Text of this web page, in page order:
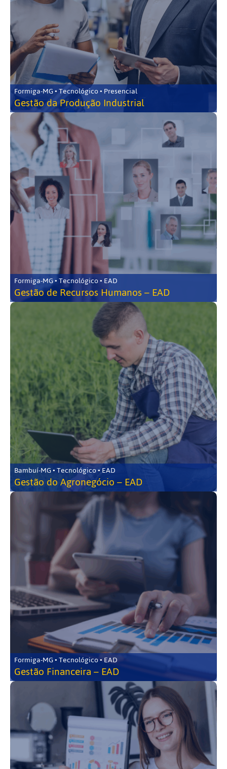
Formiga-MG • Tecnológico • Presencial
Gestão da Produção Industrial
Formiga-MG • Tecnológico • EAD
Gestão de Recursos Humanos – EAD
Bambuí-MG • Tecnológico • EAD
Gestão do Agronegócio – EAD
Formiga-MG • Tecnológico • EAD
Gestão Financeira – EAD